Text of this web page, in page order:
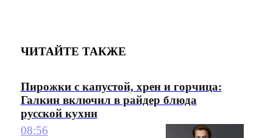
ЧИТАЙТЕ ТАКЖЕ
Пирожки с капустой, хрен и горчица:
Галкин включил в райдер блюда
русской кухни
08:56